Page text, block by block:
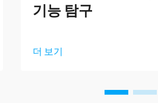
기능 탐구
더 보기